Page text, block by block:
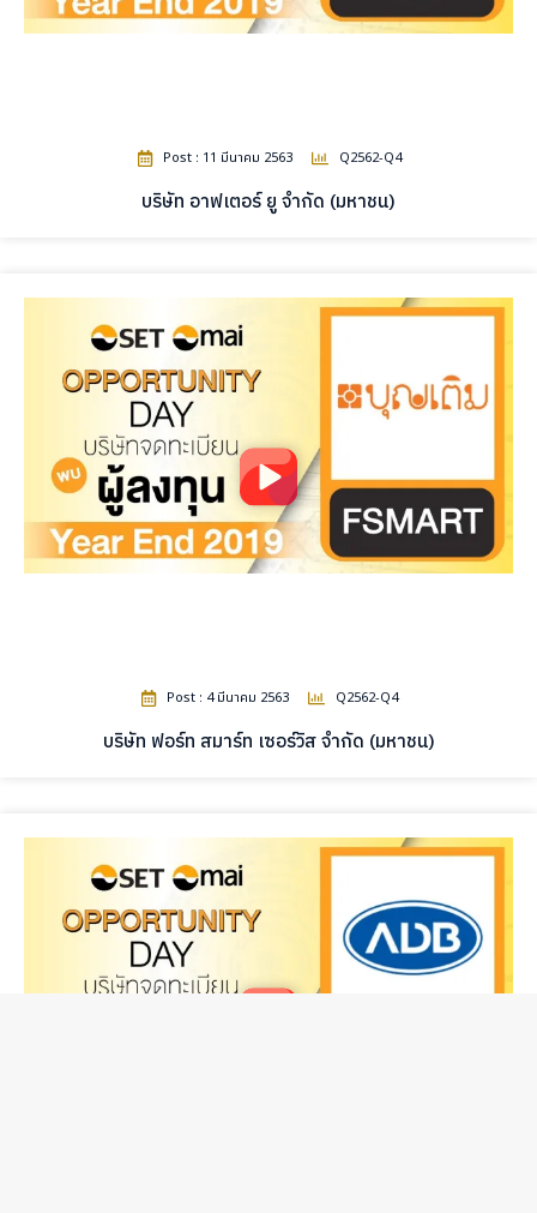
Post : 11 มีนาคม 2563 Q2562-Q4
บริษัท อาฟเตอร์ ยู จำกัด (มหาชน)
Post : 4 มีนาคม 2563 Q2562-Q4
บริษัท ฟอร์ท สมาร์ท เซอร์วิส จำกัด (มหาชน)